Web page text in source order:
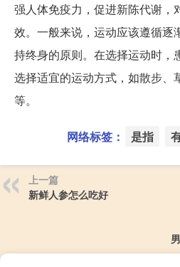
强人体免疫力，促进新陈代谢，
效。一般来说，运动应该遵循逐
持终身的原则。在选择运动时，
选择适宜的运动方式，如散步、
等。
网络标签： 是指
上一篇
新鲜人参怎么吃好